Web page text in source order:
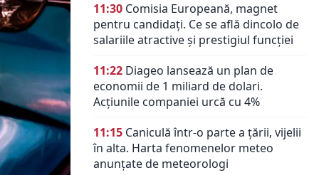
11:30 Comisia Europeană, magnet
pentru candidați. Ce se află dincolo de
salariile atractive și prestigiul funcției
11:22 Diageo lansează un plan de
economii de 1 miliard de dolari.
Acțiunile companiei urcă cu 4%
11:15 Caniculă într-o parte a țării, vijelii
în alta. Harta fenomenelor meteo
anunțate de meteorologi